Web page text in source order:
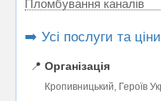
Пломбування каналів
➡️ Усі послуги та
📍 Організація
Кропивницький, Героїв